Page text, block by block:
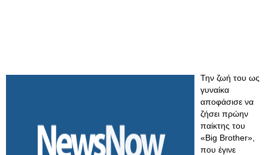
Την ζωή του ως
γυναίκα
αποφάσισε να
ζήσει πρώην
παίκτης του
«Big Brother»,
που έγινε